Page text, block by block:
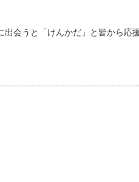
会うと「けんかだ」と皆から